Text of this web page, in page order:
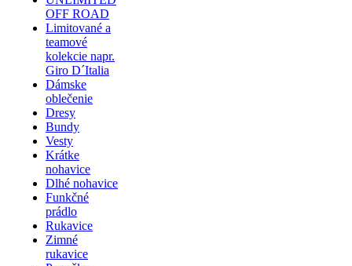
OFF ROAD
Limitované a
teamové
kolekcie napr.
Giro D´Italia
Dámske
oblečenie
Dresy
Bundy
Vesty
Krátke
nohavice
Dlhé nohavice
Funkčné
prádlo
Rukavice
Zimné
rukavice